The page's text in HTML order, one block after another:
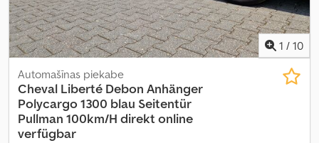
1 / 10
Automašīnas piekabe
Cheval Liberté Debon Anhänger
Polycargo 1300 blau Seitentür
Pullman 100km/H direkt online
verfügbar